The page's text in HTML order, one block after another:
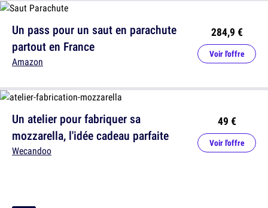
Un atelier pour fabriquer sa
mozzarella, l'idée cadeau parfaite
Wecandoo
49 €
Voir l'offre
Un pass pour un saut en parachute
partout en France
Amazon
284,9 €
Voir l'offre